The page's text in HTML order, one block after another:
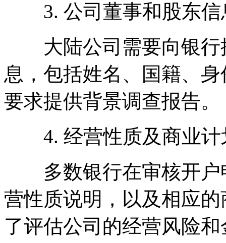
3. 公司董事和股东信
大陆公司需要向银行
息，包括姓名、国籍、
要求提供背景调查报告。
4. 经营性质及商业计
多数银行在审核开户
营性质说明，以及相应
了评估公司的经营风险